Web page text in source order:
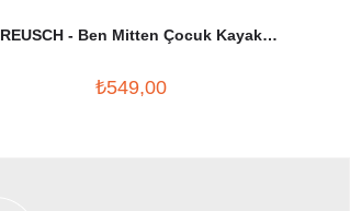
REUSCH - Ben Mitten Çocuk Kayak
₺549,00